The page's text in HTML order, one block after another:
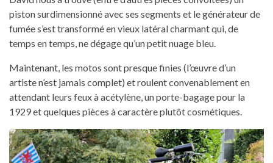
piston surdimensionné avec ses segments et le générateur de
fumée s’est transformé en vieux latéral charmant qui, de
temps en temps, ne dégage qu’un petit nuage bleu.
Maintenant, les motos sont presque finies (l’œuvre d’un
artiste n’est jamais complet) et roulent convenablement en
attendant leurs feux à acétylène, un porte-bagage pour la
1929 et quelques pièces à caractère plutôt cosmétiques.